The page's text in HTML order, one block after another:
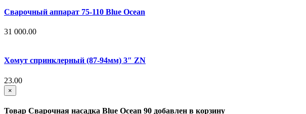
Сварочный аппарат 75-110 Blue Ocean
31 000.00
Хомут спринклерный (87-94мм) 3″ ZN
23.00
×
Товар Сварочная насадка Blue Ocean 90 добавлен в корзину